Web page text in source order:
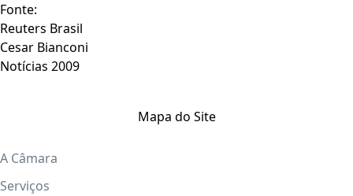
Fonte:
Reuters Brasil
Cesar Bianconi
Notícias 2009
Mapa do Site
A Câmara
Serviços